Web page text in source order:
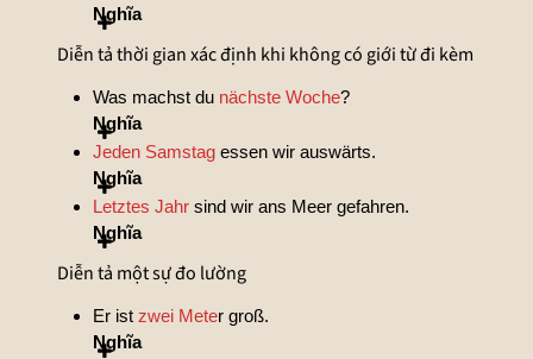
Nghĩa
Diễn tả thời gian xác định khi không có giới từ đi kèm
Was machst du nächste Woche?
Nghĩa
Jeden Samstagessen wir auswärts.
Nghĩa
Letztes Jahrsind wir ans Meer gefahren.
Nghĩa
Diễn tả một sự đo lường
Er ist zwei Meter groß.
Nghĩa